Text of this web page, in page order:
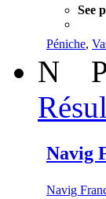
See
Péniche,
N
Navig
Navig